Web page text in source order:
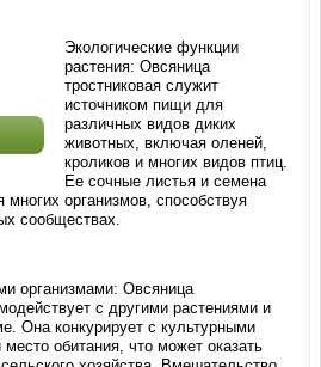
Экологические функции
растения: Овсяница
тростниковая служит
источником пищи для
различных видов диких
животных, включая оленей,
кроликов и многих видов птиц.
Ее сочные листья и семена
организмов, способствуя
сообществах.
организмами: Овсяница
с другими растениями и
Она конкурирует с культурными
обитания, что может оказать